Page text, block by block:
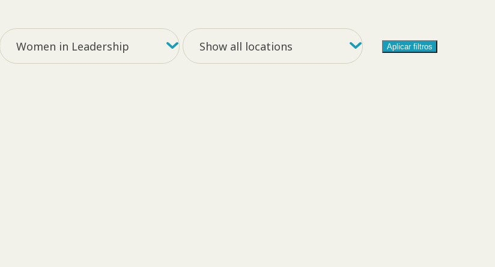
Filtrar por tag
Women in Leadership
Filter by location
Show all locations Aplicar filtros